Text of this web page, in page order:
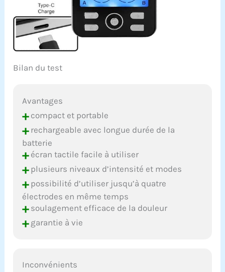
Bilan du test
Avantages
+compact et portable
+rechargeable avec longue durée de la
batterie
+écran tactile facile à utiliser
+plusieurs niveaux d’intensité et modes
+possibilité d’utiliser jusqu’à quatre
électrodes en même temps
+soulagement efficace de la douleur
+garantie à vie
Inconvénients